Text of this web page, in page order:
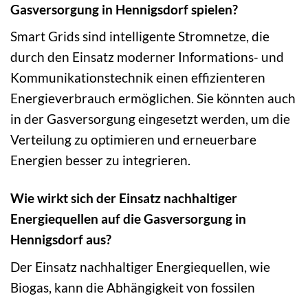
Gasversorgung in Hennigsdorf spielen?
Smart Grids sind intelligente Stromnetze, die
durch den Einsatz moderner Informations- und
Kommunikationstechnik einen effizienteren
Energieverbrauch ermöglichen. Sie könnten auch
in der Gasversorgung eingesetzt werden, um die
Verteilung zu optimieren und erneuerbare
Energien besser zu integrieren.
Wie wirkt sich der Einsatz nachhaltiger
Energiequellen auf die Gasversorgung in
Hennigsdorf aus?
Der Einsatz nachhaltiger Energiequellen, wie
Biogas, kann die Abhängigkeit von fossilen